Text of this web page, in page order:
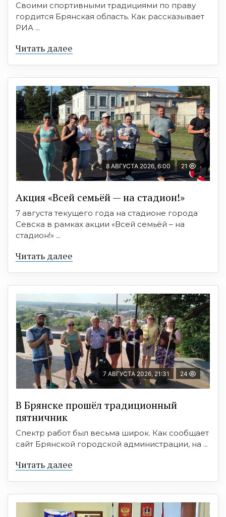
Своими спортивными традициями по праву
гордится Брянская область. Как рассказывает
РИА ...
Читать далее
8 АВГУСТА 2026, 6:00 21
Акция «Всей семьёй — на стадион!»
7 августа текущего года на стадионе города
Севска в рамках акции «Всей семьёй – на
стадион!» ...
Читать далее
7 АВГУСТА 2026, 21:31 24
В Брянске прошёл традиционный
пятничник
Спектр работ был весьма широк. Как сообщает
сайт Брянской городской администрации, на ...
Читать далее